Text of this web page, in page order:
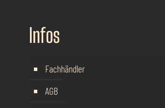
Infos
Fachhändler
AGB